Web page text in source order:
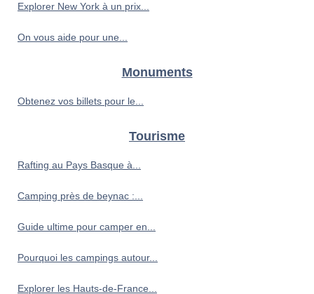
Explorer New York à un prix...
On vous aide pour une...
Monuments
Obtenez vos billets pour le...
Tourisme
Rafting au Pays Basque à...
Camping près de beynac :...
Guide ultime pour camper en...
Pourquoi les campings autour...
Explorer les Hauts-de-France...